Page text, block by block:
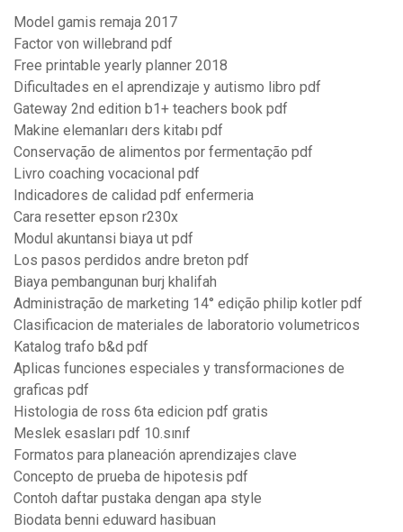
Model gamis remaja 2017
Factor von willebrand pdf
Free printable yearly planner 2018
Dificultades en el aprendizaje y autismo libro pdf
Gateway 2nd edition b1+ teachers book pdf
Makine elemanları ders kitabı pdf
Conservação de alimentos por fermentação pdf
Livro coaching vocacional pdf
Indicadores de calidad pdf enfermeria
Cara resetter epson r230x
Modul akuntansi biaya ut pdf
Los pasos perdidos andre breton pdf
Biaya pembangunan burj khalifah
Administração de marketing 14° edição philip kotler pdf
Clasificacion de materiales de laboratorio volumetricos
Katalog trafo b&d pdf
Aplicas funciones especiales y transformaciones de
graficas pdf
Histologia de ross 6ta edicion pdf gratis
Meslek esasları pdf 10.sınıf
Formatos para planeación aprendizajes clave
Concepto de prueba de hipotesis pdf
Contoh daftar pustaka dengan apa style
Biodata benni eduward hasibuan